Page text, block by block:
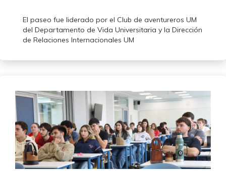
El paseo fue liderado por el Club de aventureros UM
del Departamento de Vida Universitaria y la Dirección
de Relaciones Internacionales UM